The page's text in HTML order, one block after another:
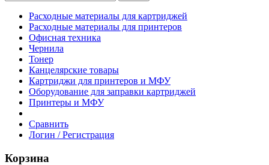
Расходные материалы для картриджей
Расходные материалы для принтеров
Офисная техника
Чернила
Тонер
Канцелярские товары
Картриджи для принтеров и МФУ
Оборудование для заправки картриджей
Принтеры и МФУ
Сравнить
Логин / Регистрация
Корзина